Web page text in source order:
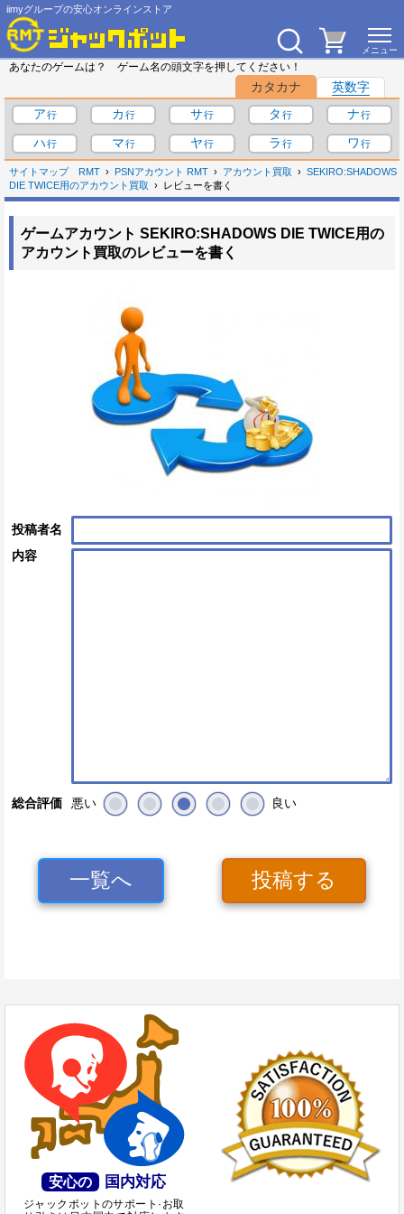
iimyグループの安心オンラインストア
あなたのゲームは？ ゲーム名の頭文字を押してください！
カタカナ
英数字
ア
カ サ タ
ナ
ハ
マ ヤ ラ ワ
サイトマップ RMT PSNアカウント RMT アカウント買取
SEKIRO:SHADOWS
DIE TWICE用のアカウント買取
レビューを書く
ゲームアカウント SEKIRO:SHADOWS DIE TWICE用の
アカウント買取のレビューを書く
投稿者名
内容
総合評価 悪い 良い
一覧へ 投稿する
安心の 国内対応
ジャックポットのサポート·お取